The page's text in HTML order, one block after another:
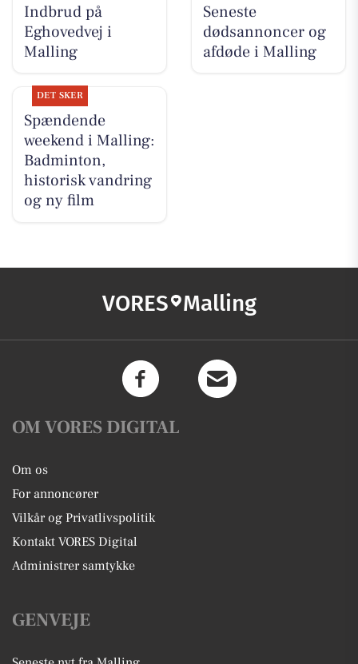
Indbrud på
Eghovedvej i
Malling
Seneste
dødsannoncer og
afdøde i Malling
DET SKER
Spændende
weekend i Malling:
Badminton,
historisk vandring
og ny film
VORES Malling
OM VORES DIGITAL
Om os
For annoncører
Vilkår og Privatlivspolitik
Kontakt VORES Digital
Administrer samtykke
GENVEJE